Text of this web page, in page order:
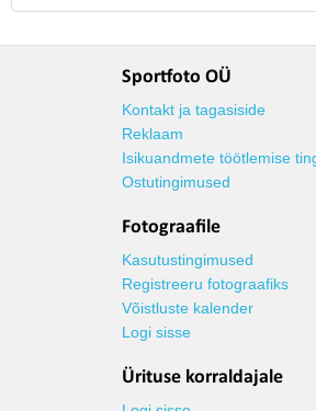
Sportfoto OÜ
Kontakt ja tagasiside
Reklaam
Isikuandmete töötlemise
Ostutingimused
Fotograafile
Kasutustingimused
Registreeru fotograafiks
Võistluste kalender
Logi sisse
Ürituse korraldajale